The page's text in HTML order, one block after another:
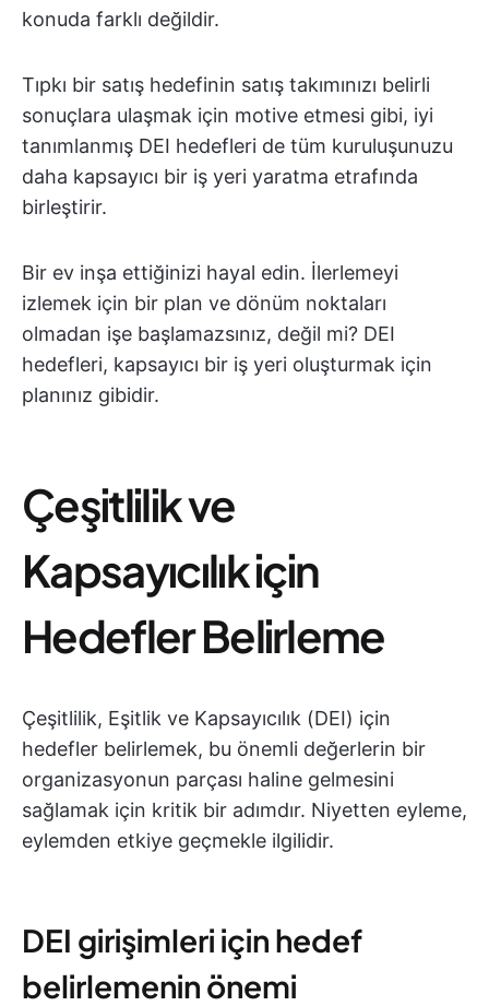
konuda farklı değildir.
Tıpkı bir satış hedefinin satış takımınızı belirli
sonuçlara ulaşmak için motive etmesi gibi, iyi
tanımlanmış DEI hedefleri de tüm kuruluşunuzu
daha kapsayıcı bir iş yeri yaratma etrafında
birleştirir.
Bir ev inşa ettiğinizi hayal edin. İlerlemeyi
izlemek için bir plan ve dönüm noktaları
olmadan işe başlamazsınız, değil mi? DEI
hedefleri, kapsayıcı bir iş yeri oluşturmak için
planınız gibidir.
Çeşitlilik ve
Kapsayıcılık için
Hedefler Belirleme
Çeşitlilik, Eşitlik ve Kapsayıcılık (DEI) için
hedefler belirlemek, bu önemli değerlerin bir
organizasyonun parçası haline gelmesini
sağlamak için kritik bir adımdır. Niyetten eyleme,
eylemden etkiye geçmekle ilgilidir.
DEI girişimleri için hedef
belirlemenin önemi